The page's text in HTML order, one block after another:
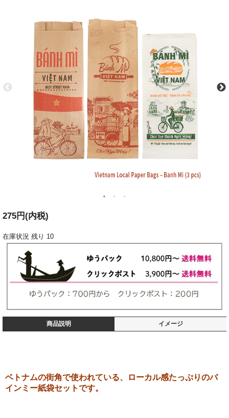
275円(内税)
在庫状況 残り 10
商品説明 イメージ
ベトナムの街角で使われている、ローカル感たっぷりのバ
インミー紙袋セットです。